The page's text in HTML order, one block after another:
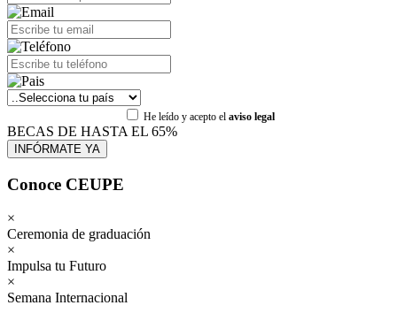
He leído y acepto el aviso legal
BECAS DE HASTA EL 65%
Conoce CEUPE
×
Ceremonia de graduación
×
Impulsa tu Futuro
×
Semana Internacional